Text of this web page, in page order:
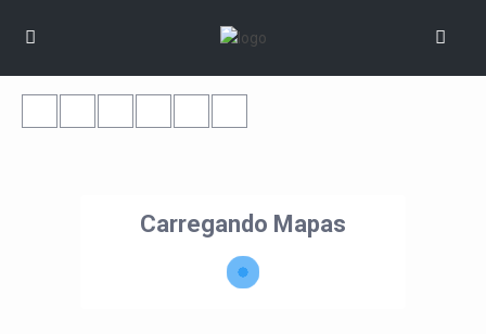
Carregando Mapas